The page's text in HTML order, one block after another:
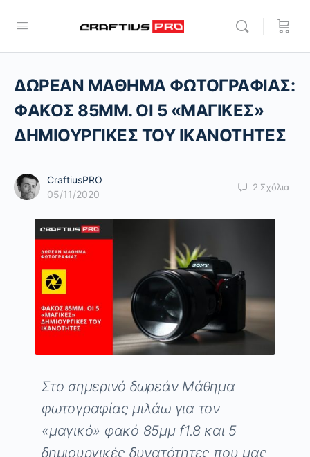
ΔΩΡΕΑΝ ΜΑΘΗΜΑ ΦΩΤΟΓΡΑΦΙΑΣ:
ΦΑΚΟΣ 85ΜΜ. OI 5 «ΜΑΓΙΚΕΣ»
ΔΗΜΙΟΥΡΓΙΚΕΣ ΤΟΥ ΙΚΑΝΟΤΗΤΕΣ
CraftiusPRO
05/11/2020
2 Σχόλια
Στο σημερινό δωρεάν Μάθημα
φωτογραφίας μιλάω για τον
«μαγικό» φακό 85μμ f1.8 και 5
δημιουργικές δυνατότητες που μας